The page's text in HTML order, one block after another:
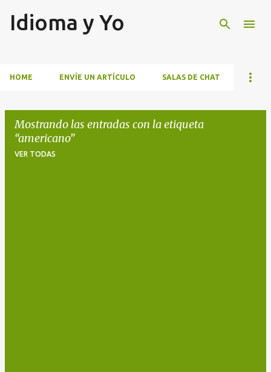
Idioma y Yo
HOME ENVÍE UN ARTÍCULO SALAS DE CHAT
Mostrando las entradas con la etiqueta
americano
VER TODAS